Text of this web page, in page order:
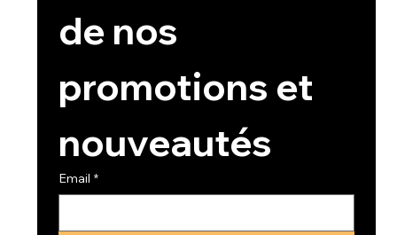
de nos
promotions et
nouveautés
Email *